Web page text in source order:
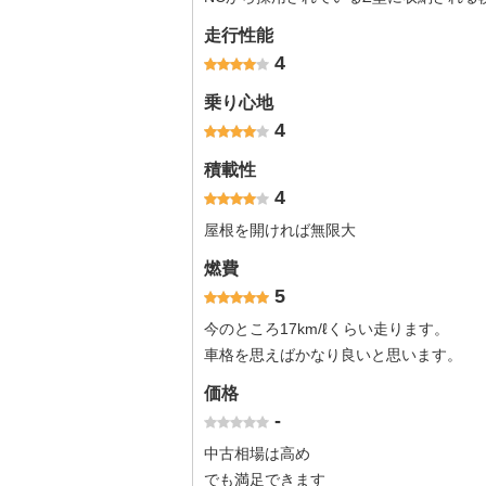
走行性能
4
乗り心地
4
積載性
4
屋根を開ければ無限大
燃費
5
今のところ17km/ℓくらい走ります。
車格を思えばかなり良いと思います。
価格
-
中古相場は高め
でも満足できます